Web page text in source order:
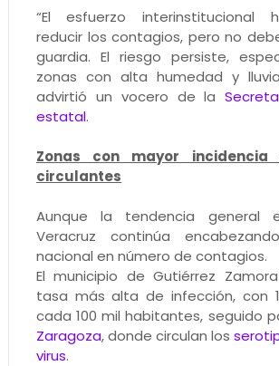
“El esfuerzo interinstitucional
reducir los contagios, pero no
guardia. El riesgo persiste,
zonas con alta humedad y
advirtió un vocero de la
estatal.
Zonas con mayor incidencia
circulantes
Aunque la tendencia general
Veracruz continúa
nacional en número de contagios.
El municipio de Gutiérrez
tasa más alta de infección, con
cada 100 mil habitantes, seguido
Zaragoza, donde circulan los
virus.